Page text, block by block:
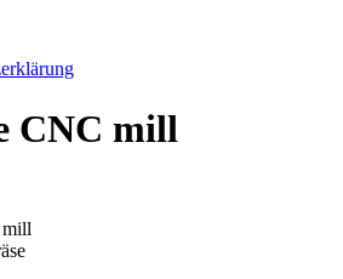
CNC mill
mill